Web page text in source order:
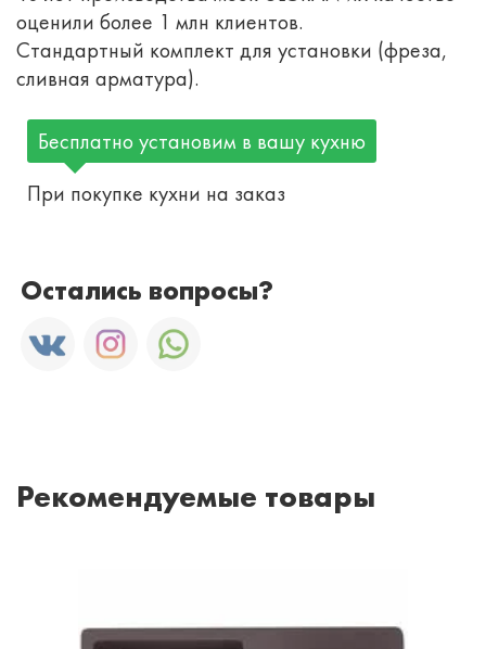
оценили более 1 млн клиентов.
Стандартный комплект для установки (фреза,
сливная арматура).
Бесплатно установим в вашу кухню
При покупке кухни на заказ
Остались вопросы?
Рекомендуемые товары